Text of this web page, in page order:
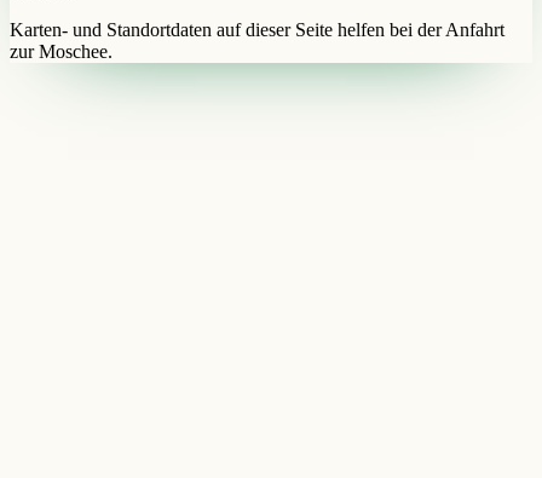
Karten- und Standortdaten auf dieser Seite helfen bei der Anfahrt
zur Moschee.